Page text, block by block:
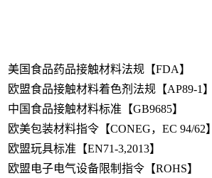
美国食品药品接触材料法规【FDA】
欧盟食品接触材料着色剂法规【AP89-1】
中国食品接触材料标准【GB9685】
欧美包装材料指令【CONEG，EC 94/62】
欧盟玩具标准【EN71-3,2013】
欧盟电子电气设备限制指令【ROHS】